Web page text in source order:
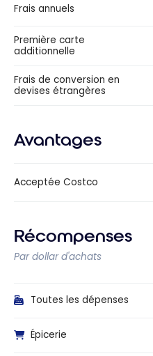
Frais annuels
Première carte
additionnelle
Frais de conversion en
devises étrangères
Avantages
Acceptée Costco
Récompenses
Par dollar d'achats
Toutes les dépenses
Épicerie